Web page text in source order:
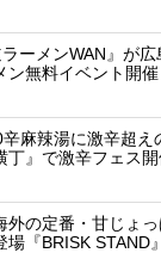
ーメンWAN』が広
ン無料イベント開催
麻辣湯に激辛超え
丁』で激辛フェス
外の定番・甘じょ
『BRISK STAND』